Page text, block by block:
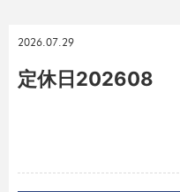
2026.07.29
定休日202608